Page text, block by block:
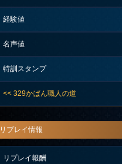
経験値
名声値
特訓スタンプ
<< 329かばん職人の道
リプレイ情報
リプレイ報酬